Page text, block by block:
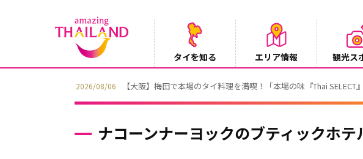
タイを知る エリア情報 観光ス
2026/08/05 【テレビ】NHK『世界ふれあい街歩き』でタイ・プーケットが紹介
ナコーンナーヨックのブティックホテ